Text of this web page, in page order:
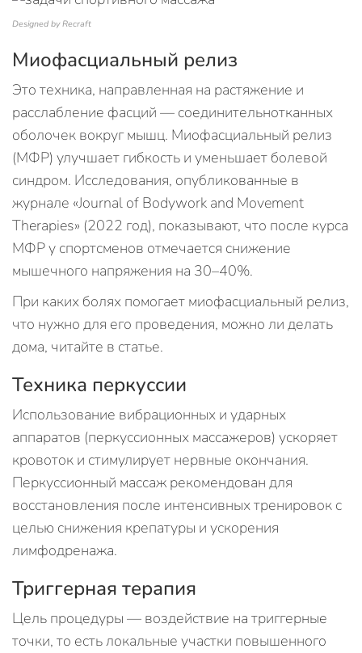
Designed by Recraft
Миофасциальный релиз
Это техника, направленная на растяжение и
расслабление фасций — соединительнотканных
оболочек вокруг мышц. Миофасциальный релиз
(МФР) улучшает гибкость и уменьшает болевой
синдром. Исследования, опубликованные в
журнале «Journal of Bodywork and Movement
Therapies» (2022 год), показывают, что после курса
МФР у спортсменов отмечается снижение
мышечного напряжения на 30–40%.
При каких болях помогает миофасциальный релиз,
что нужно для его проведения, можно ли делать
дома, читайте в статье.
Техника перкуссии
Использование вибрационных и ударных
аппаратов (перкуссионных массажеров) ускоряет
кровоток и стимулирует нервные окончания.
Перкуссионный массаж рекомендован для
восстановления после интенсивных тренировок с
целью снижения крепатуры и ускорения
лимфодренажа.
Триггерная терапия
Цель процедуры — воздействие на триггерные
точки, то есть локальные участки повышенного